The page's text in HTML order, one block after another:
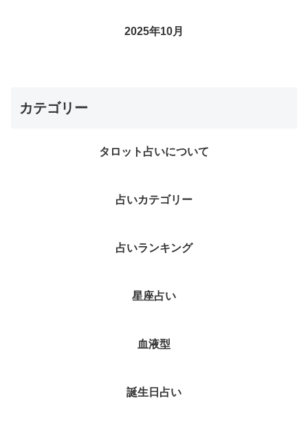
2025年10月
カテゴリー
タロット占いについて
占いカテゴリー
占いランキング
星座占い
血液型
誕生日占い